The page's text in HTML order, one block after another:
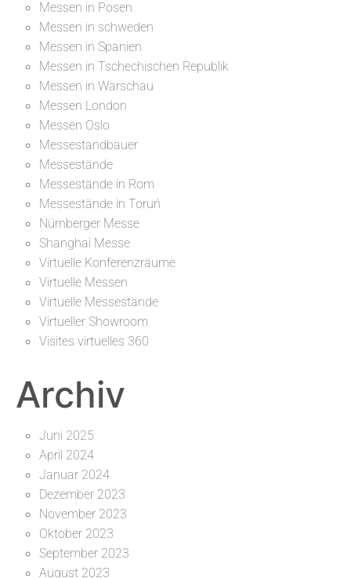
Messen in Posen
Messen in schweden
Messen in Spanien
Messen in Tschechischen Republik
Messen in Warschau
Messen London
Messen Oslo
Messestandbauer
Messestände
Messestände in Rom
Messestände in Toruń
Nürnberger Messe
Shanghai Messe
Virtuelle Konferenzräume
Virtuelle Messen
Virtuelle Messestände
Virtueller Showroom
Visites virtuelles 360
Archiv
Juni 2025
April 2024
Januar 2024
Dezember 2023
November 2023
Oktober 2023
September 2023
August 2023